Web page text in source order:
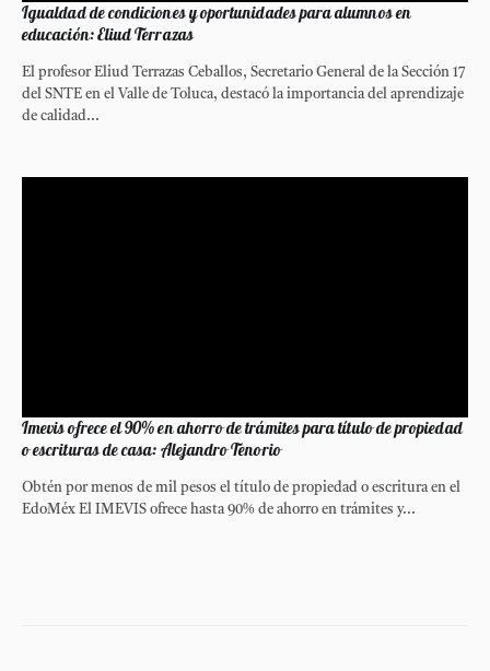
Igualdad de condiciones y oportunidades para alumnos en
educación: Eliud Terrazas
El profesor Eliud Terrazas Ceballos, Secretario General de la Sección 17
del SNTE en el Valle de Toluca, destacó la importancia del aprendizaje
de calidad...
Imevis ofrece el 90% en ahorro de trámites para título de propiedad
o escrituras de casa: Alejandro Tenorio
Obtén por menos de mil pesos el título de propiedad o escritura en el
EdoMéx El IMEVIS ofrece hasta 90% de ahorro en trámites y...